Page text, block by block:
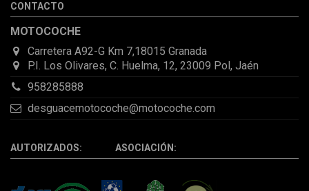
la pieza llegó correcta y bien embalada, además de llegarme 2
CONTACTO
MOTOCOCHE
Carretera A92-G Km 7,18015 Granada
P.I. Los Olivares, C. Huelma, 12, 23009 Pol, Jaén
958285888
desguacemotocoche@motocoche.com
AUTORIZADOS: ASOCIACIÓN: